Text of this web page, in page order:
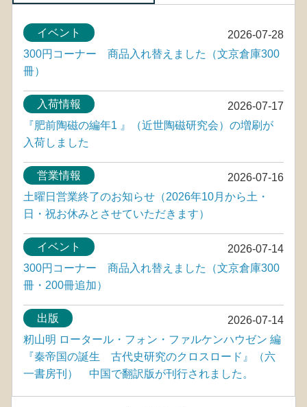
2026-07-28
イベント
300円コーナー 商品入れ替えました（文京倉庫300
冊）
2026-07-17
入荷情報
『肥前陶磁の編年1 』（近世陶磁研究会）の増刷が
入荷しました
2026-07-16
営業情報
土曜日営業終了のお知らせ（2026年10月から土・
日・祝お休みとさせていただきます）
2026-07-14
イベント
300円コーナー 商品入れ替えました（文京倉庫300
冊・200冊追加）
2026-07-14
出版
籾山明 ロータール・フォン・ファルケンハウゼン 編
『秦帝国の誕生 古代史研究のクロスロード』（六
一書房刊） 中国で翻訳版が刊行されました。